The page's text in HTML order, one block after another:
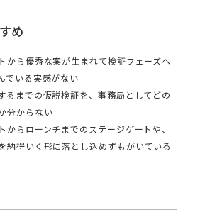
め
から優秀な案が生まれて検証フェーズへ
でいる実感がない
るまでの仮説検証を、事務局としてどの
分からない
からローンチまでのステージゲートや、
納得いく形に落とし込めずもがいている